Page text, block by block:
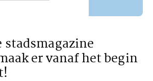
stadsmagazine
er vanaf het begin